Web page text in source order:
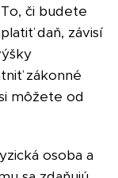
či budete
daň, závisí
zákonné
môžete od
osoba a